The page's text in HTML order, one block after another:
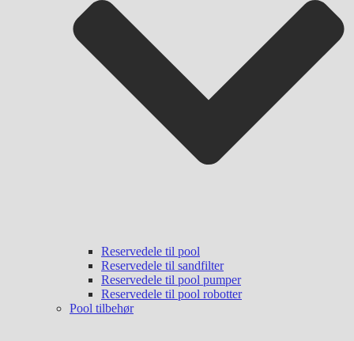
Reservedele til pool
Reservedele til sandfilter
Reservedele til pool pumper
Reservedele til pool robotter
Pool tilbehør